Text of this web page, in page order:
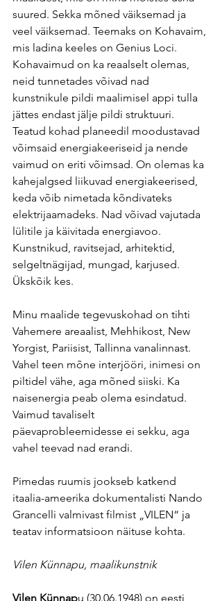
suured. Sekka mõned väiksemad ja
veel väiksemad. Teemaks on Kohavaim,
mis ladina keeles on Genius Loci.
Kohavaimud on ka reaalselt olemas,
neid tunnetades võivad nad
kunstnikule pildi maalimisel appi tulla
jättes endast jälje pildi struktuuri.
Teatud kohad planeedil moodustavad
võimsaid energiakeeriseid ja nende
vaimud on eriti võimsad. On olemas ka
kahejalgsed liikuvad energiakeerised,
keda võib nimetada kõndivateks
elektrijaamadeks. Nad võivad vajutada
lülitile ja käivitada energiavoo.
Kunstnikud, ravitsejad, arhitektid,
selgeltnägijad, mungad, karjused.
Ükskõik kes.
Minu maalide tegevuskohad on tihti
Vahemere areaalist, Mehhikost, New
Yorgist, Pariisist, Tallinna vanalinnast.
Vahel teen mõne interjööri, inimesi on
piltidel vähe, aga mõned siiski. Ka
naisenergia peab olema esindatud.
Vaimud tavaliselt
päevaprobleemidesse ei sekku, aga
vahel teevad nad erandi.
Pimedas ruumis jookseb katkend
itaalia-ameerika dokumentalisti Nando
Grancelli valmivast filmist „VILEN“ ja
teatav informatsioon näituse kohta.
Vilen Künnapu, maalikunstnik
Vilen Künnapu (30.06.1948) on eesti